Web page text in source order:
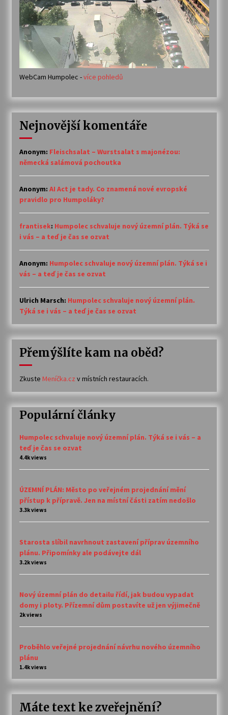
WebCam Humpolec -více pohledů
Nejnovější komentáře
Anonym: Fleischsalat – Wurstsalat s majonézou:
německá salámová pochoutka
Anonym: AI Act je tady. Co znamená nové evropské
pravidlo pro Humpoláky?
frantisek: Humpolec schvaluje nový územní plán. Týká se
i vás – a teď je čas se ozvat
Anonym: Humpolec schvaluje nový územní plán. Týká se i
vás – a teď je čas se ozvat
Ulrich Marsch: Humpolec schvaluje nový územní plán.
Týká se i vás – a teď je čas se ozvat
Přemýšlíte kam na oběd?
Zkuste Meníčka.cz v místních restauracích.
Populární články
Humpolec schvaluje nový územní plán. Týká se i vás – a
teď je čas se ozvat
4.4k views
ÚZEMNÍ PLÁN: Město po veřejném projednání mění
přístup k přípravě. Jen na místní části zatím nedošlo
3.3k views
Starosta slíbil navrhnout zastavení příprav územního
plánu. Připomínky ale podávejte dál
3.2k views
Nový územní plán do detailu řídí, jak budou vypadat
domy i ploty. Přízemní dům postavíte už jen výjimečně
2k views
Proběhlo veřejné projednání návrhu nového územního
plánu
1.4k views
Máte text ke zveřejnění?